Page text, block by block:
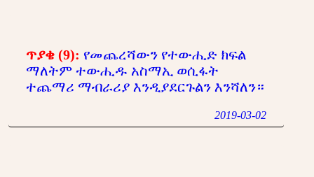
ጥያቄ (9): የመጨረሻውን የተውሒድ ክፍል
ማለትም ተውሒዱ አስማኢ ወሲፋት
ተጨማሪ ማብራሪያ እንዲያደርጉልን እንሻለን።
2019-03-02